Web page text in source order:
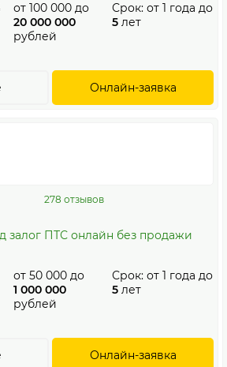
от 100 000 до
20 000 000
рублей
Срок: от 1 года до
5лет
Онлайн-заявка
278 отзывов
залог ПТС онлайн без продажи
от 50 000 до
1 000 000
рублей
Срок: от 1 года до
5лет
Онлайн-заявка